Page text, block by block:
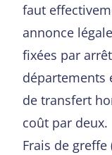
faut
annonce
fixées par
départements
de transfert
coût par deux.
Frais de